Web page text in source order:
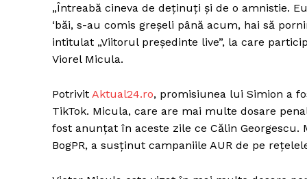
„Întreabă cineva de deținuți și de o amnistie.
‘băi, s-au comis greșeli până acum, hai să
intitulat „Viitorul președinte live”, la care
Viorel Micula.
Potrivit Aktual24.ro, promisiunea lui Simion a
TikTok. Micula, care are mai multe dosare
fost anunțat în aceste zile ce Călin
BogPR, a susținut campaniile AUR de pe